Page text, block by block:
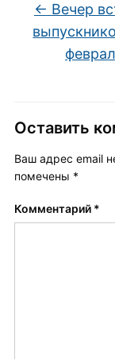
← Вечер
Оставить
Ваш адрес email
помечены *
Комментарий *